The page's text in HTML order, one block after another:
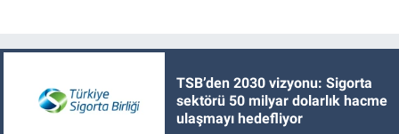
TSB’den 2030 vizyonu: Sigorta
sektörü 50 milyar dolarlık hacme
ulaşmayı hedefliyor